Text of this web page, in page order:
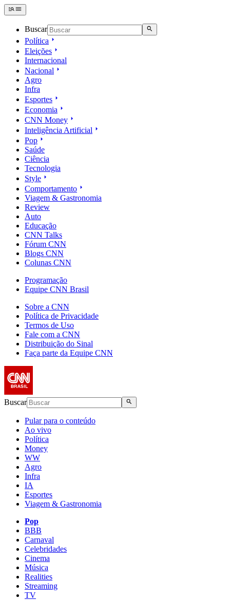
Buscar
Política
Eleições
Internacional
Nacional
Agro
Infra
Esportes
Economia
CNN Money
Inteligência Artificial
Pop
Saúde
Ciência
Tecnologia
Style
Comportamento
Viagem & Gastronomia
Review
Auto
Educação
CNN Talks
Fórum CNN
Blogs CNN
Colunas CNN
Programação
Equipe CNN Brasil
Sobre a CNN
Política de Privacidade
Termos de Uso
Fale com a CNN
Distribuição do Sinal
Faça parte da Equipe CNN
Buscar
Pular para o conteúdo
Ao vivo
Política
Money
WW
Agro
Infra
IA
Esportes
Viagem & Gastronomia
Pop
BBB
Carnaval
Celebridades
Cinema
Música
Realities
Streaming
TV